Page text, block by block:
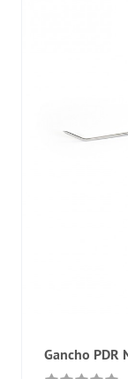
Gancho PDR